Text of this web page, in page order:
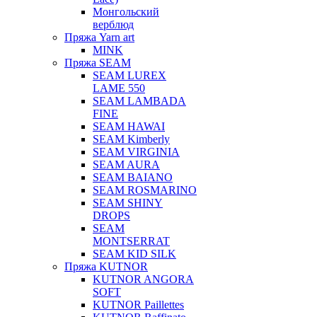
Монгольский
верблюд
Пряжа Yarn art
MINK
Пряжа SEAM
SEAM LUREX
LAME 550
SEAM LAMBADA
FINE
SEAM HAWAI
SEAM Kimberly
SEAM VIRGINIA
SEAM AURA
SEAM BAIANO
SEAM ROSMARINO
SEAM SHINY
DROPS
SEAM
MONTSERRAT
SEAM KID SILK
Пряжа KUTNOR
KUTNOR ANGORA
SOFT
KUTNOR Paillettes